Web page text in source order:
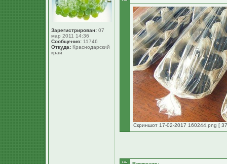
Зарегистрирован: 07
мар 2011 14:36
Сообщения: 11746
Откуда: Краснодарский
край
Скриншот 17-02-2017 160244.png [